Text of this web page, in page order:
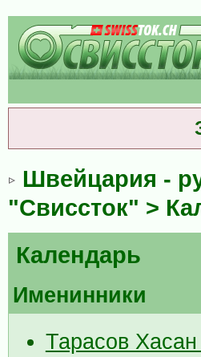
Швейцария -
"Свиссток" >
Календарь
Именинники
Тарасов